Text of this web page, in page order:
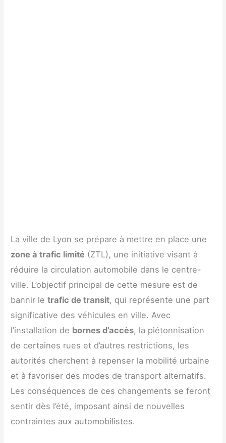
La ville de Lyon se prépare à mettre en place une
zone à trafic limité (ZTL), une initiative visant à
réduire la circulation automobile dans le centre-
ville. L’objectif principal de cette mesure est de
bannir letrafic de transit, qui représente une part
significative des véhicules en ville. Avec
l’installation de bornes d’accès, la piétonnisation
de certaines rues et d’autres restrictions, les
autorités cherchent à repenser la mobilité urbaine
et à favoriser des modes de transport alternatifs.
Les conséquences de ces changements se feront
sentir dès l’été, imposant ainsi de nouvelles
contraintes aux automobilistes.